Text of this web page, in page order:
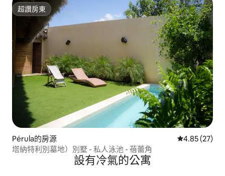
超讚房東
超讚房東
Pérula的房源 從 27 則評價
4.85 (27)
塔納特利別墓地）別墅 - 私人泳池 - 蓓蕾角
設有冷氣的公寓